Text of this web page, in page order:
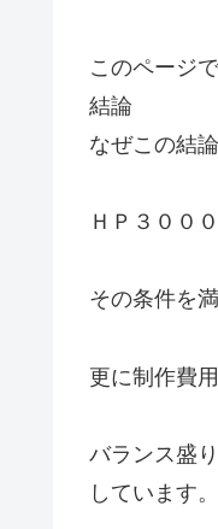
このページ
結論
なぜこの結
ＨＰ３００
その条件を
更に制作費
バランス盛
しています。